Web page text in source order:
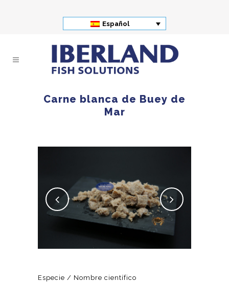
Español
Carne blanca de Buey de
Mar
Especie / Nombre científico